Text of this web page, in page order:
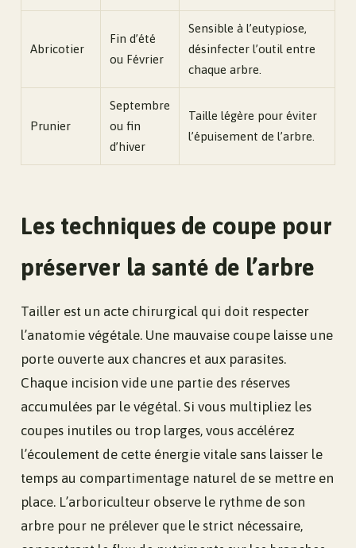
Abricotier
Fin d’été
ou Février
Sensible à l’eutypiose,
désinfecter l’outil entre
chaque arbre.
Prunier
Septembre
ou fin
d’hiver
Taille légère pour éviter
l’épuisement de l’arbre.
Les techniques de coupe pour
préserver la santé de l’arbre
Tailler est un acte chirurgical qui doit respecter
l’anatomie végétale. Une mauvaise coupe laisse une
porte ouverte aux chancres et aux parasites.
Chaque incision vide une partie des réserves
accumulées par le végétal. Si vous multipliez les
coupes inutiles ou trop larges, vous accélérez
l’écoulement de cette énergie vitale sans laisser le
temps au compartimentage naturel de se mettre en
place. L’arboriculteur observe le rythme de son
arbre pour ne prélever que le strict nécessaire,